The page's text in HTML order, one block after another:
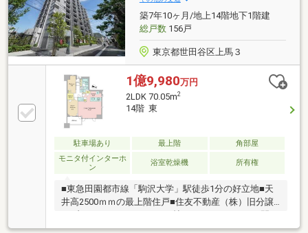
います。※バルコニー面積不明です。
築7年10ヶ月/地上14階地下1階建
総戸数156戸
東京都世田谷区上馬３
1億9,980万円
2LDK 70.05m2
14階 東
駐車場あり 最上階
角部屋
モニタ付インターホ
ン
浴室乾燥機 所有権
■東急田園都市線「駒沢大学」駅徒歩1分の好立地■天
井高2500ｍｍの最上階住戸■住友不動産（株）旧分譲
のブランドマンション■19.8帖のゆとりあるLDKは開口
部が広く明るく解放的■LDKと洋室が分かれた、メリハ